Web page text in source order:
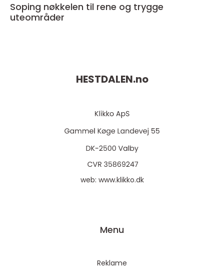
Soping nøkkelen til rene og trygge
uteområder
HESTDALEN.no
web: www.klikko.dk
Menu
Reklame